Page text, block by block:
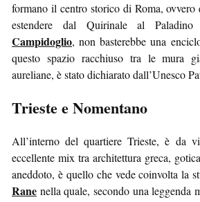
formano il centro storico di Roma, ovvero
estendere dal Quirinale al
Campidoglio, non basterebbe una
questo spazio racchiuso tra le mura
aureliane, è stato dichiarato dall’Unesco
Trieste e Nomentano
All’interno del quartiere Trieste, è da
eccellente mix tra architettura greca,
aneddoto, è quello che vede coinvolta la
Rane nella quale, secondo una leggenda